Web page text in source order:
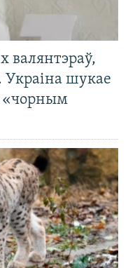
валянтэраў,
Украіна шукае
«чорным